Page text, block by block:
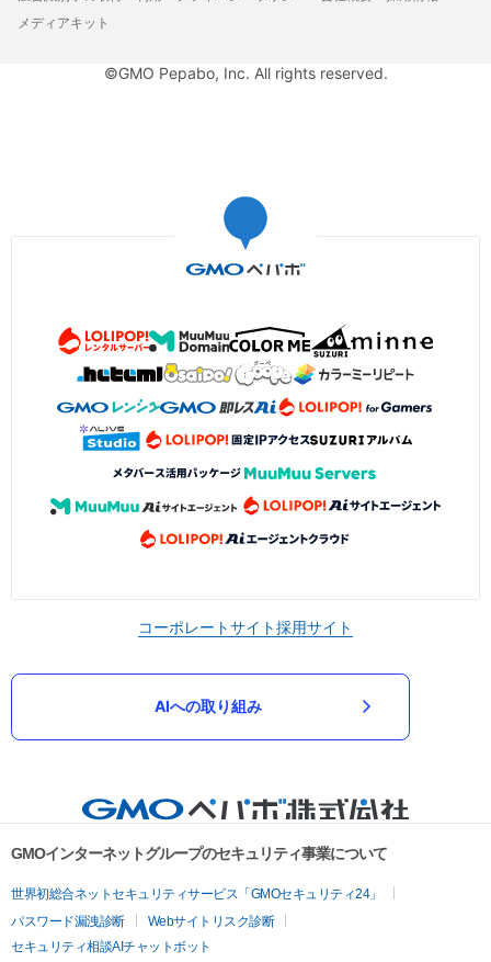
メディアキット
©GMO Pepabo, Inc. All rights reserved.
コーポレートサイト採用サイト
AIへの取り組み
GMOインターネットグループのセキュリティ事業について
世界初総合ネットセキュリティサービス「GMOセキュリティ24」
パスワード漏洩診断
Webサイトリスク診断
セキュリティ相談AIチャットボット